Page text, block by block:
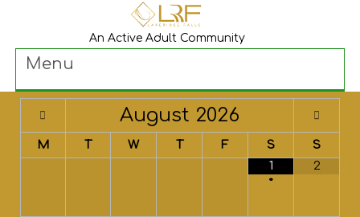
An Active Adult Community
Menu
August 2026
M T W T F S
S
1
•
2